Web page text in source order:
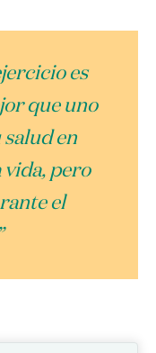
es
que uno
salud en
vida, pero
el